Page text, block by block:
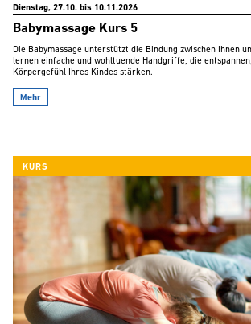
Dienstag, 27.10. bis 10.11.2026
Babymassage Kurs 5
Die Babymassage unterstützt die Bindung zwischen Ihnen
lernen einfache und wohltuende Handgriffe, die
Körpergefühl Ihres Kindes stärken.
Mehr
KURS